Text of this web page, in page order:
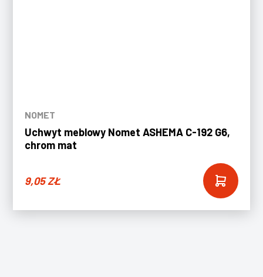
NOMET
Uchwyt meblowy Nomet ASHEMA C-192 G6,
chrom mat
9,05ZŁ